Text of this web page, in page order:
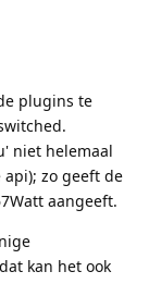
plugins te
niet helemaal
zo geeft de
aangeeft.
kan het ook